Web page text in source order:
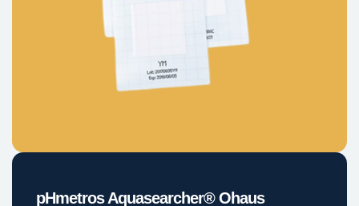
pHmetros Aquasearcher® Ohaus